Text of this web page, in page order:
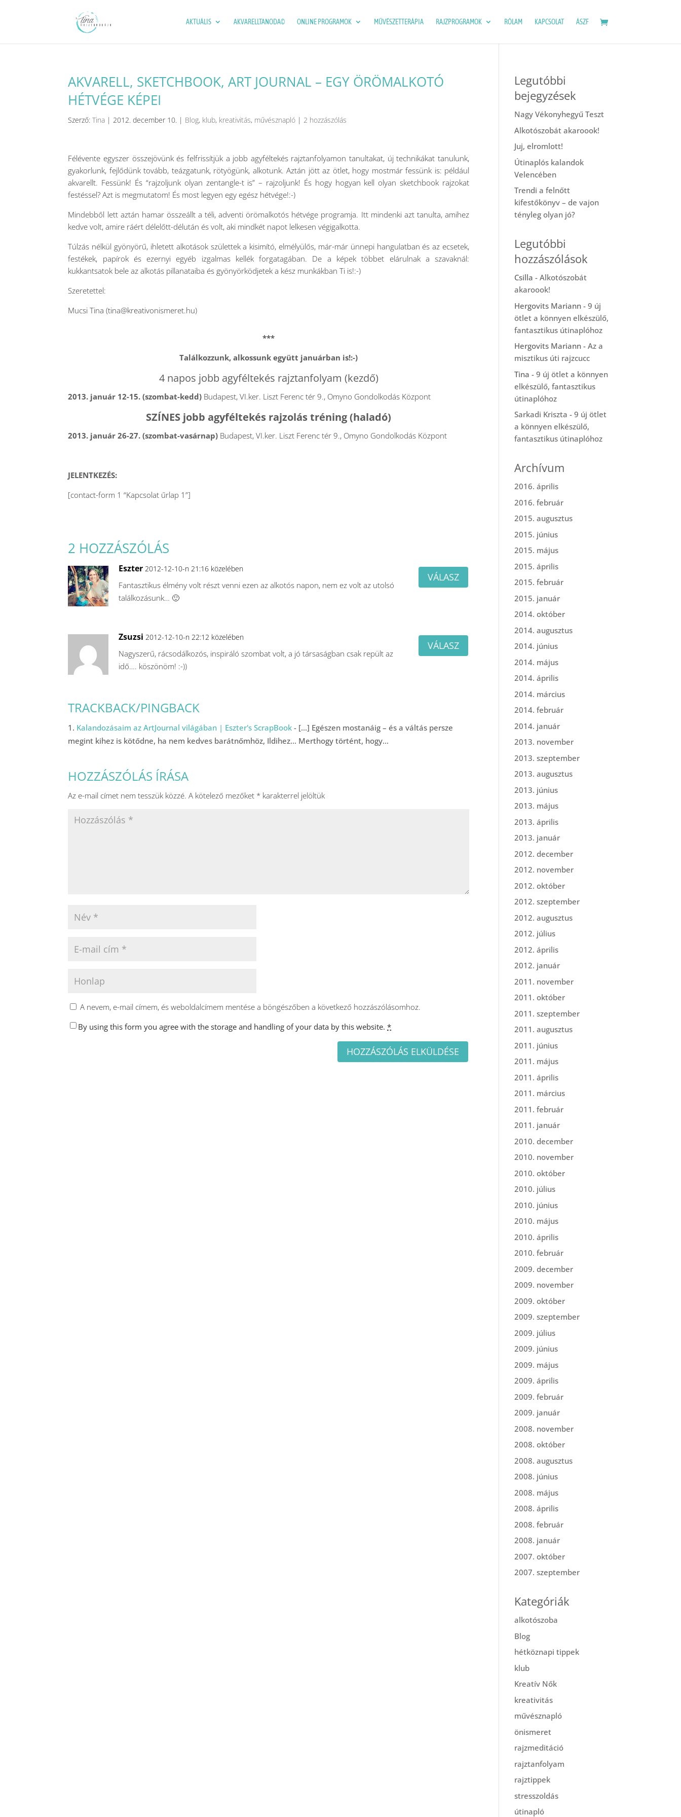
AKTUÁLIS AKVARELLTANODA© ONLINE PROGRAMOK MŰVÉSZETTERÁPIA RAJZPROGRAMOK RÓLAM KAPCSOLAT ÁSZF
AKVARELL, SKETCHBOOK, ART JOURNAL – EGY ÖRÖMALKOTÓ
HÉTVÉGE KÉPEI
Szerző:Tina |2012. december 10. | Blog, klub, kreativitás, művésznapló |2 hozzászólás
Félévente egyszer összejövünk és felfrissítjük a jobb agyféltekés rajztanfolyamon tanultakat, új technikákat tanulunk,
gyakorlunk, fejlődünk tovább, teázgatunk, rötyögünk, alkotunk. Aztán jött az ötlet, hogy mostmár fessünk is: például
akvarellt. Fessünk! És “rajzoljunk olyan zentangle-t is” – rajzoljunk! És hogy hogyan kell olyan sketchbook rajzokat
festéssel? Azt is megmutatom! És most legyen egy egész hétvége!:-)
Mindebből lett aztán hamar összeállt a téli, adventi örömalkotós hétvége programja. Itt mindenki azt tanulta, amihez
kedve volt, amire ráért délelőtt-délután és volt, aki mindkét napot lelkesen végigalkotta.
Túlzás nélkül gyönyörű, ihletett alkotások születtek a kisimító, elmélyülős, már-már ünnepi hangulatban és az ecsetek,
festékek, papírok és ezernyi egyéb izgalmas kellék forgatagában. De a képek többet elárulnak a szavaknál:
kukkantsatok bele az alkotás pillanataiba és gyönyörködjetek a kész munkákban Ti is!:-)
Szeretettel:
Mucsi Tina (tina@kreativonismeret.hu)
***
Találkozzunk, alkossunk együtt januárban is!:-)
4 napos jobb agyféltekés rajztanfolyam (kezdő)
2013. január 12-15. (szombat-kedd) Budapest, VI.ker. Liszt Ferenc tér 9., Omyno Gondolkodás Központ
SZÍNES jobb agyféltekés rajzolás tréning (haladó)
2013. január 26-27. (szombat-vasárnap) Budapest, VI.ker. Liszt Ferenc tér 9., Omyno Gondolkodás Központ
JELENTKEZÉS:
[contact-form 1 “Kapcsolat űrlap 1”]
2 HOZZÁSZÓLÁS
Eszter 2012-12-10-n 21:16 közelében
Fantasztikus élmény volt részt venni ezen az alkotós napon, nem ez volt az utolsó
találkozásunk… 🙂
VÁLASZ
Zsuzsi 2012-12-10-n 22:12 közelében
Nagyszerű, rácsodálkozós, inspiráló szombat volt, a jó társaságban csak repült az
idő…. köszönöm! :-))
VÁLASZ
TRACKBACK/PINGBACK
Kalandozásaim az ArtJournal világában | Eszter's ScrapBook - [...] Egészen mostanáig – és a váltás persze
megint kihez is kötődne, ha nem kedves barátnőmhöz, Ildihez… Merthogy történt, hogy…
HOZZÁSZÓLÁS ÍRÁSA
Az e-mail címet nem tesszük közzé. A kötelező mezőket * karakterrel jelöltük
A nevem, e-mail címem, és weboldalcímem mentése a böngészőben a következő hozzászólásomhoz.
By using this form you agree with the storage and handling of your data by this website.*
Legutóbbi
bejegyzések
Nagy Vékonyhegyű Teszt
Alkotószobát akaroook!
Juj, elromlott!
Útinaplós kalandok
Velencében
Trendi a felnőtt
kifestőkönyv – de vajon
tényleg olyan jó?
Legutóbbi
hozzászólások
Csilla -Alkotószobát
akaroook!
Hergovits Mariann -9 új
ötlet a könnyen elkészülő,
fantasztikus útinaplóhoz
Hergovits Mariann -Az a
misztikus úti rajzcucc
Tina -9 új ötlet a könnyen
elkészülő, fantasztikus
útinaplóhoz
Sarkadi Kriszta -9 új ötlet
a könnyen elkészülő,
fantasztikus útinaplóhoz
Archívum
2016. április
2016. február
2015. augusztus
2015. június
2015. május
2015. április
2015. február
2015. január
2014. október
2014. augusztus
2014. június
2014. május
2014. április
2014. március
2014. február
2014. január
2013. november
2013. szeptember
2013. augusztus
2013. június
2013. május
2013. április
2013. január
2012. december
2012. november
2012. október
2012. szeptember
2012. augusztus
2012. július
2012. április
2012. január
2011. november
2011. október
2011. szeptember
2011. augusztus
2011. június
2011. május
2011. április
2011. március
2011. február
2011. január
2010. december
2010. november
2010. október
2010. július
2010. június
2010. május
2010. április
2010. február
2009. december
2009. november
2009. október
2009. szeptember
2009. július
2009. június
2009. május
2009. április
2009. február
2009. január
2008. november
2008. október
2008. augusztus
2008. június
2008. május
2008. április
2008. február
2008. január
2007. október
2007. szeptember
Kategóriák
alkotószoba
Blog
hétköznapi tippek
klub
Kreatív Nők
kreativitás
művésznapló
önismeret
rajzmeditáció
rajztanfolyam
rajztippek
stresszoldás
útinapló